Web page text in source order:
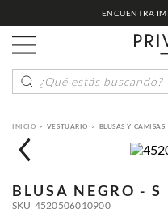
ENCUENTRA
¿Qué estás buscando?
VESTUARIO BLUSAS Y CAMISAS
BLUSA NEGRO - S
SKU 4520506010900